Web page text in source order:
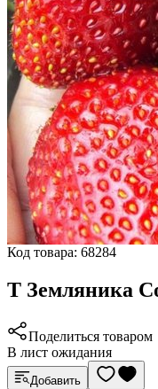
Код товара: 68284
Т Земляника
Поделиться товаром
В лист ожидания
Добавить